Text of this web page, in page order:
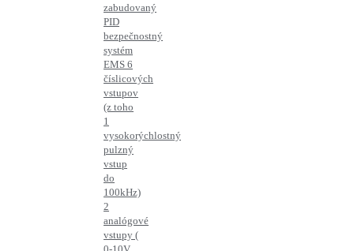
zabudovaný
PID
bezpečnostný
systém
EMS 6
číslicových
vstupov
(z toho
1
vysokorýchlostný
pulzný
vstup
do
100kHz)
2
analógové
vstupy (